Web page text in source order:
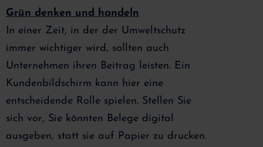
Grün denken und handeln
In einer Zeit, in der der Umweltschutz
immer wichtiger wird, sollten auch
Unternehmen ihren Beitrag leisten. Ein
Kundenbildschirm kann hier eine
entscheidende Rolle spielen. Stellen Sie
sich vor, Sie könnten Belege digital
ausgeben, statt sie auf Papier zu drucken.